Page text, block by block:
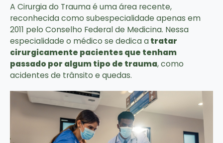
A Cirurgia do Trauma é uma área recente,
reconhecida como subespecialidade apenas em
2011 pelo Conselho Federal de Medicina. Nessa
especialidade o médico se dedica atratar
cirurgicamente pacientes que tenham
passado por algum tipo de trauma, como
acidentes de trânsito e quedas.